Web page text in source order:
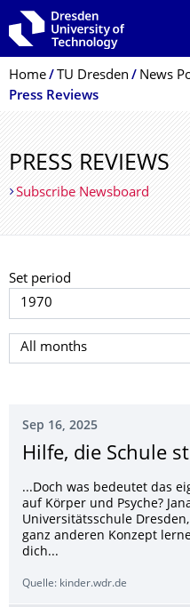
Skip to main navigation
Skip to search
Skip to content
Breadcrumb Menu
Home TU Dresden News
Press Reviews
PRESS REVIEWS
Subscribe Newsboard
Set period
Select year
Select month
Sep 16, 2025
Hilfe, die Schule
...Doch was bedeutet das
auf Körper und Psyche?
Universitätsschule
ganz anderen Konzept
dich...
Quelle: kinder.wdr.de